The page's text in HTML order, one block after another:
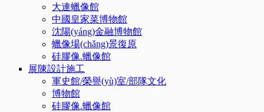
大連蠟像館
中國皇家菜博物館
沈陽(yáng)金融博物館
蠟像場(chǎng)景復原
硅膠像.蠟像館
展陳設計施工
軍史館/榮譽(yù)室/部隊文化
博物館
硅膠像.蠟像館